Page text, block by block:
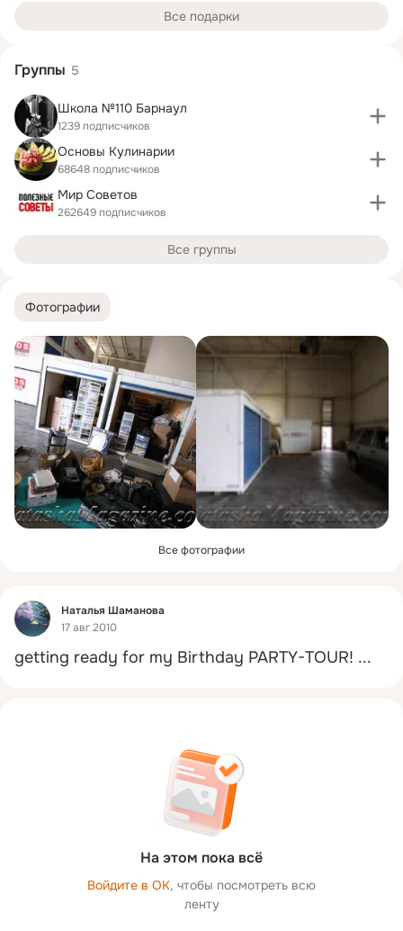
Фотографии
Все фотографии
Фид
Наталья Шаманова
17 авг 2010
getting ready for my Birthday PARTY-TOUR! ...
На этом пока всё
Войдите в ОК, чтобы посмотреть всю
ленту
Все подарки
Группы 5
Школа №110 Барнаул
1239 подписчиков
Основы Кулинарии
68648 подписчиков
Мир Советов
262649 подписчиков
Все группы